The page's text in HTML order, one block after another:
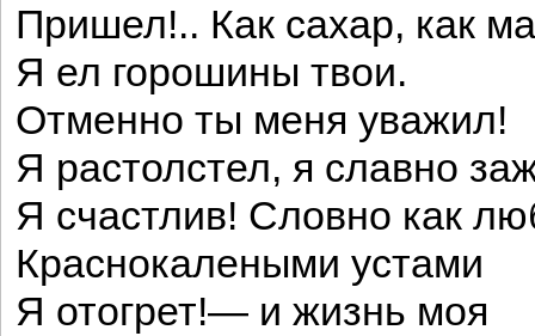
Пришел!.. Как сахар, как
Я ел горошины твои.
Отменно ты меня уважил!
Я растолстел, я славно
Я счастлив! Словно как
Краснокалеными устами
Я отогрет!— и жизнь моя